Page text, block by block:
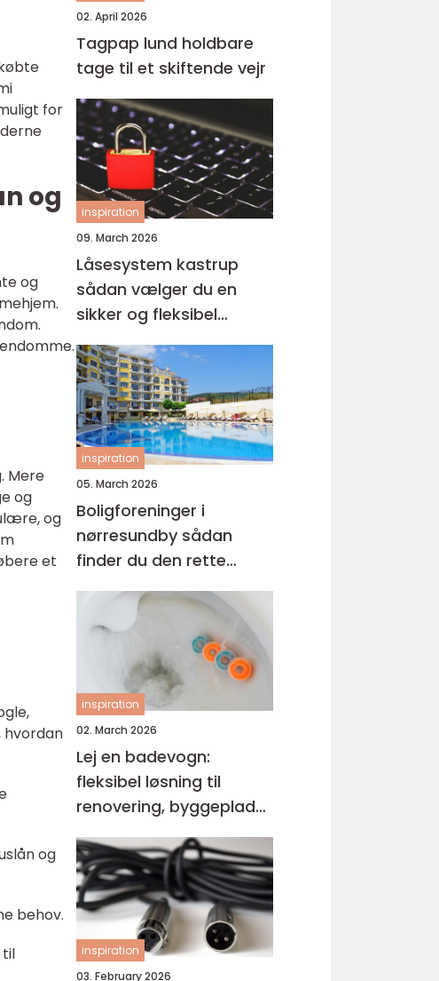
for
og
og
Mere
og
og
et
hvordan
og
behov.
til
02. April 2026
Tagpap lund holdbare
tage til et skiftende vejr
inspiration
09. March 2026
Låsesystem kastrup
sådan vælger du en
sikker og fleksibel
løsning
inspiration
05. March 2026
Boligforeninger i
nørresundby sådan
finder du den rette
lejebolig
inspiration
02. March 2026
Lej en badevogn:
fleksibel løsning til
renovering, byggeplads
og events
inspiration
03. February 2026